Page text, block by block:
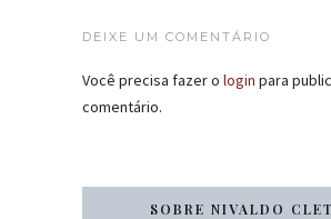
DEIXE UM COMENTÁRIO
Você precisa fazer o login para
comentário.
SOBRE NIVALDO